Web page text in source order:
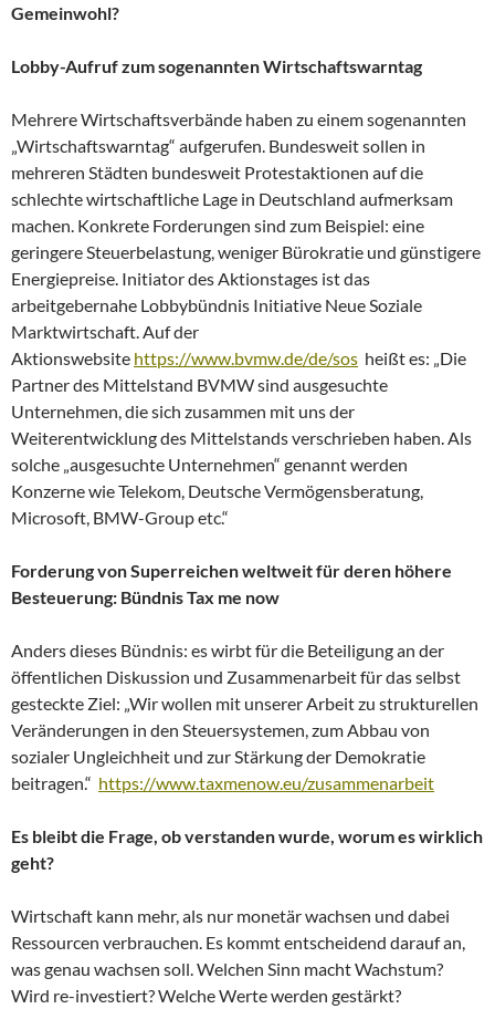
Gemeinwohl?
Lobby-Aufruf zum sogenannten Wirtschaftswarntag
Mehrere Wirtschaftsverbände haben zu einem sogenannten
„Wirtschaftswarntag“ aufgerufen. Bundesweit sollen in
mehreren Städten bundesweit Protestaktionen auf die
schlechte wirtschaftliche Lage in Deutschland aufmerksam
machen. Konkrete Forderungen sind zum Beispiel: eine
geringere Steuerbelastung, weniger Bürokratie und günstigere
Energiepreise. Initiator des Aktionstages ist das
arbeitgebernahe Lobbybündnis Initiative Neue Soziale
Marktwirtschaft. Auf der
Aktionswebsite https://www.bvmw.de/de/sos heißt es: „Die
Partner des Mittelstand BVMW sind ausgesuchte
Unternehmen, die sich zusammen mit uns der
Weiterentwicklung des Mittelstands verschrieben haben. Als
solche „ausgesuchte Unternehmen“ genannt werden
Konzerne wie Telekom, Deutsche Vermögensberatung,
Microsoft, BMW-Group etc.“
Forderung von Superreichen weltweit für deren höhere
Besteuerung: Bündnis Tax me now
Anders dieses Bündnis: es wirbt für die Beteiligung an der
öffentlichen Diskussion und Zusammenarbeit für das selbst
gesteckte Ziel: „Wir wollen mit unserer Arbeit zu strukturellen
Veränderungen in den Steuersystemen, zum Abbau von
sozialer Ungleichheit und zur Stärkung der Demokratie
beitragen.“ https://www.taxmenow.eu/zusammenarbeit
Es bleibt die Frage, ob verstanden wurde, worum es wirklich
geht?
Wirtschaft kann mehr, als nur monetär wachsen und dabei
Ressourcen verbrauchen. Es kommt entscheidend darauf an,
was genau wachsen soll. Welchen Sinn macht Wachstum?
Wird re-investiert? Welche Werte werden gestärkt?